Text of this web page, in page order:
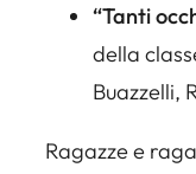
“Tanti
della
Buazzelli,
Ragazze e